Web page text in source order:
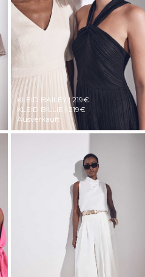
KLEID BAILEY | 219€
KLEID BILLIE | 219€
Ausverkauft